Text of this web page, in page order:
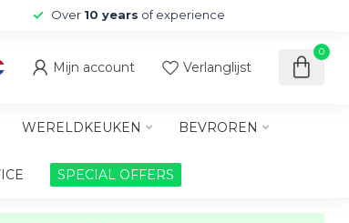
Over 10 years of experience
Mijn account Verlanglijst
0
WERELDKEUKEN BEVROREN
SPECIAL OFFERS